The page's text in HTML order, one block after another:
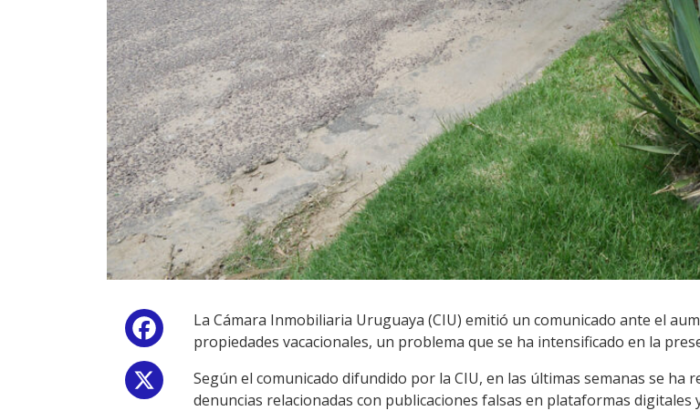
Facebook
La Cámara Inmobiliaria Uruguaya (CIU) emitió un comunicado ante el
propiedades vacacionales, un problema que se ha intensificado en la
Según el comunicado difundido por la CIU, en las últimas semanas se
denuncias relacionadas con publicaciones falsas en plataformas digitales